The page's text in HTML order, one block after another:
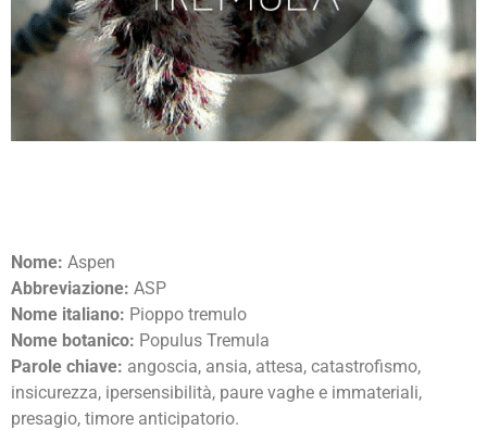
Nome: Aspen
Abbreviazione: ASP
Nome italiano: Pioppo tremulo
Nome botanico: Populus Tremula
Parole chiave: angoscia, ansia, attesa, catastrofismo,
insicurezza, ipersensibilità, paure vaghe e immateriali,
presagio, timore anticipatorio.